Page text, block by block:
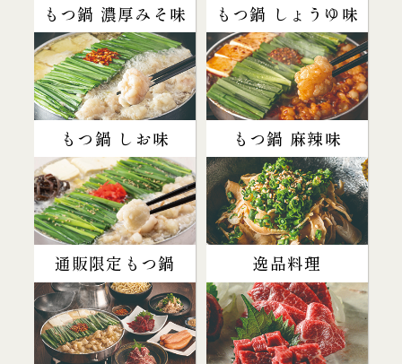
もつ鍋 濃厚みそ味 もつ鍋 しょうゆ味
もつ鍋 しお味 もつ鍋 麻辣味
通販限定もつ鍋 逸品料理